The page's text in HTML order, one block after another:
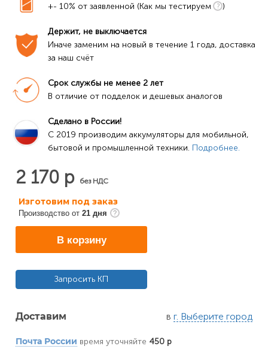
+- 10% от заявленной (Как мы тестируем
)
Держит, не выключается
Иначе заменим на новый в течение 1 года, доставка
за наш счёт
Срок службы не менее 2 лет
В отличие от подделок и дешевых аналогов
Сделано в России!
C 2019 производим аккумуляторы для мобильной,
бытовой и промышленной техники. Подробнее.
2 170 р без НДС
Изготовим под заказ
Производство от 21 дня
В корзину
Запросить КП
Доставим в г. Выберите город
Почта России время уточняйте 450 р